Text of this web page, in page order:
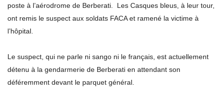
poste à l’aérodrome de Berberati. Les Casques bleus, à leur tour,
ont remis le suspect aux soldats FACA et ramené la victime à
l’hôpital.
Le suspect, qui ne parle ni sango ni le français, est actuellement
détenu à la gendarmerie de Berberati en attendant son
déféremment devant le parquet général.